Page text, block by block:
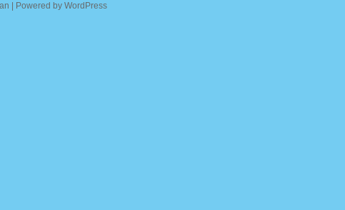
| Powered by WordPress